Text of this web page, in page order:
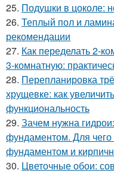
25. Подушки в цоколе:
26. Теплый пол и
рекомендации
27. Как переделать 2-
3-комнатную:
28. Перепланировка
хрущевке: как
функциональность
29. Зачем нужна
фундаментом. Для
фундаментом и
30. Цветочные обои: